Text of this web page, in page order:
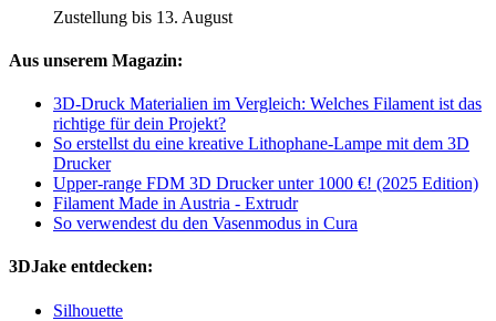
Zustellung bis 13. August
Aus unserem Magazin:
3D-Druck Materialien im Vergleich: Welches Filament ist das
richtige für dein Projekt?
So erstellst du eine kreative Lithophane-Lampe mit dem 3D
Drucker
Upper-range FDM 3D Drucker unter 1000 €! (2025 Edition)
Filament Made in Austria - Extrudr
So verwendest du den Vasenmodus in Cura
3DJake entdecken:
Silhouette